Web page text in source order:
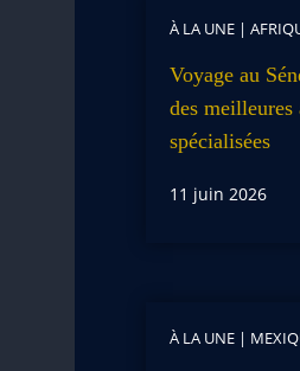
À LA UNE|
Voyage au
des meilleures
spécialisées
11 juin 2026
À LA UNE|